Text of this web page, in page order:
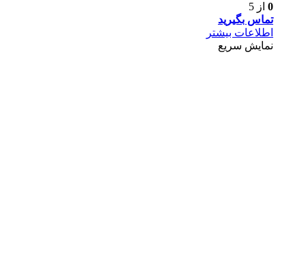
0 از 5
تماس بگیرید
اطلاعات بیشتر
نمایش سریع